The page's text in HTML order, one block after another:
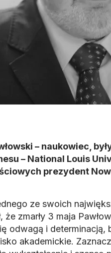
– naukowiec,
– National Louis
prezydent
ze swoich
że zmarły 3 maja
odwagą i determinacją,
akademickie.